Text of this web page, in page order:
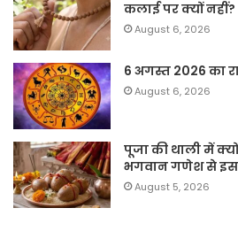
कलाई पर क्यों नहीं?
August 6, 2026
6 अगस्त 2026 का
August 6, 2026
पूजा की थाली में
भगवान गणेश से
August 5, 2026